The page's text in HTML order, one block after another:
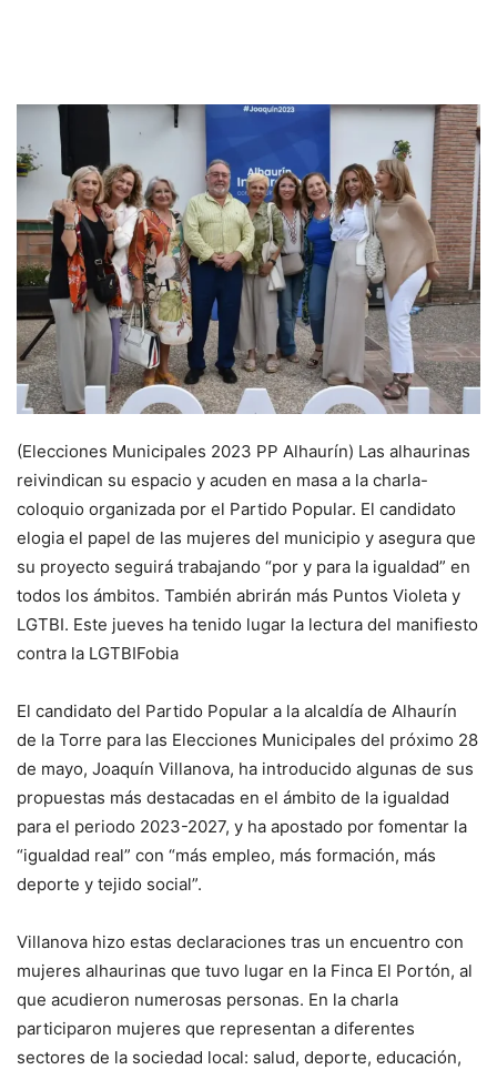
(Elecciones Municipales 2023 PP Alhaurín) Las alhaurinas
reivindican su espacio y acuden en masa a la charla-
coloquio organizada por el Partido Popular. El candidato
elogia el papel de las mujeres del municipio y asegura que
su proyecto seguirá trabajando “por y para la igualdad” en
todos los ámbitos. También abrirán más Puntos Violeta y
LGTBI. Este jueves ha tenido lugar la lectura del manifiesto
contra la LGTBIFobia
El candidato del Partido Popular a la alcaldía de Alhaurín
de la Torre para las Elecciones Municipales del próximo 28
de mayo, Joaquín Villanova, ha introducido algunas de sus
propuestas más destacadas en el ámbito de la igualdad
para el periodo 2023-2027, y ha apostado por fomentar la
“igualdad real” con “más empleo, más formación, más
deporte y tejido social”.
Villanova hizo estas declaraciones tras un encuentro con
mujeres alhaurinas que tuvo lugar en la Finca El Portón, al
que acudieron numerosas personas. En la charla
participaron mujeres que representan a diferentes
sectores de la sociedad local: salud, deporte, educación,